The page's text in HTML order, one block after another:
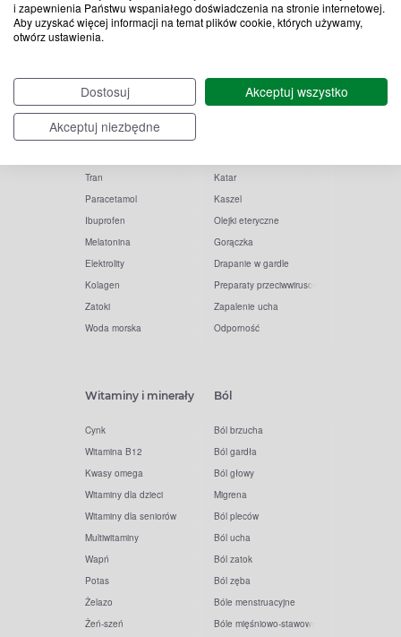
i zapewnienia Państwu wspaniałego doświadczenia na stronie internetowej.
Aby uzyskać więcej informacji na temat plików cookie, których używamy,
otwórz ustawienia.
Dostosuj
Akceptuj wszystko
Akceptuj niezbędne
Popularne zapytania
Witamina D
Witamina C
Tran
Paracetamol
Ibuprofen
Melatonina
Elektrolity
Kolagen
Zatoki
Woda morska
Przeziębienie i grypa
Katar
Kaszel
Olejki eteryczne
Gorączka
Drapanie w gardle
Preparaty przeciwwirusowe
Zapalenie ucha
Odporność
Witaminy i minerały
Cynk
Witamina B12
Kwasy omega
Witaminy dla dzieci
Witaminy dla seniorów
Multiwitaminy
Wapń
Potas
Żelazo
Żeń-szeń
Ból
Ból brzucha
Ból gardła
Ból głowy
Migrena
Ból pleców
Ból ucha
Ból zatok
Ból zęba
Bóle menstruacyjne
Bóle mięśniowo-stawowe